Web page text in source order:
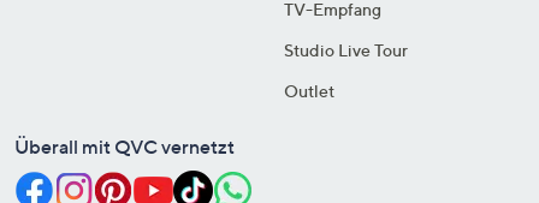
TV-Empfang
Studio Live Tour
Outlet
Überall mit QVC vernetzt